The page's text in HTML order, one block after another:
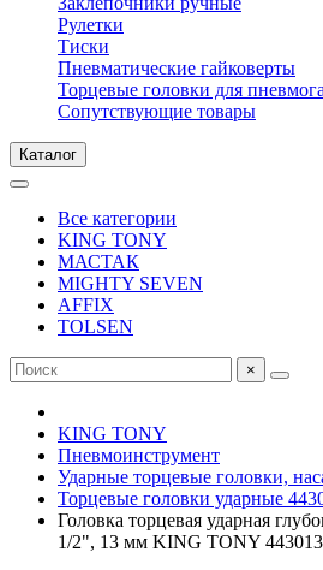
Рулетки
Тиски
Пневматические гайковерты
Торцевые головки для
Сопутствующие товары
Каталог
Все категории
KING TONY
МАСТАК
MIGHTY SEVEN
AFFIX
TOLSEN
×
KING TONY
Пневмоинструмент
Ударные торцевые головки,
Торцевые головки ударные
Головка торцевая ударная
1/2", 13 мм KING TONY